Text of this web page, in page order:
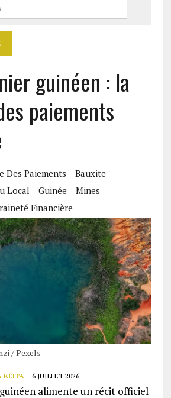
guinéen : la
paiements
Des Paiements
Bauxite
Local Guinée
Mines
Financière
/ Pexels
KÉITA 6 JUILLET 2026
alimente un récit officiel